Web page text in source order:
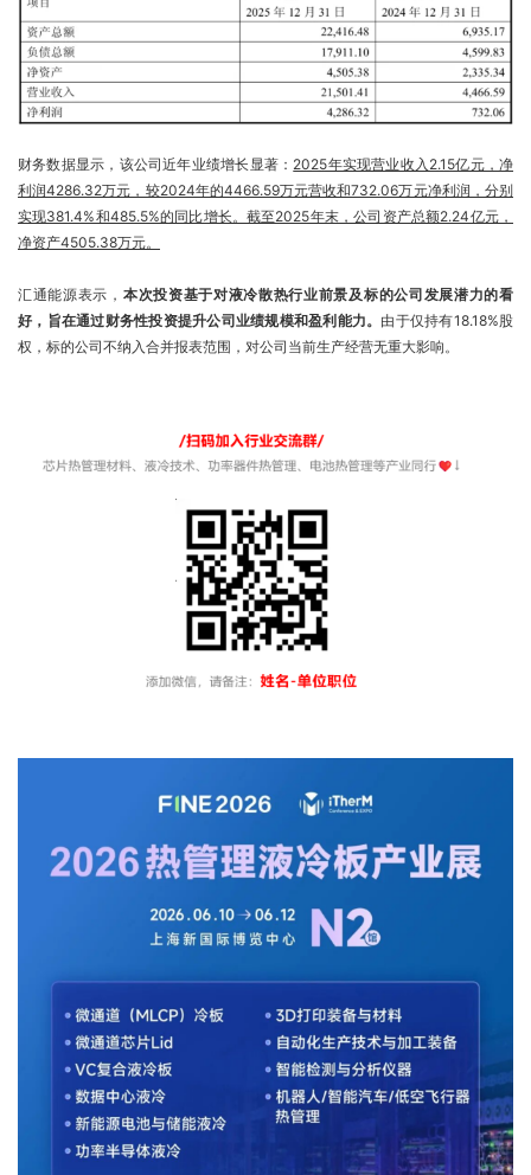
财务数据显示，该公司近年业绩增长显著： 2025年实现营业收入2.15亿元，净
利润4286.32万元，较2024年的4466.59万元营收和732.06万元净利润，分别
实现381.4%和485.5%的同比增长。截至2025年末，公司资产总额2.24亿元，
净资产4505.38万元。
汇通能源表示， 本次投资基于对液冷散热行业前景及标的公司发展潜力的看
好，旨在通过财务性投资提升公司业绩规模和盈利能力。 由于仅持有18.18%股
权，标的公司不纳入合并报表范围，对公司当前生产经营无重大影响。